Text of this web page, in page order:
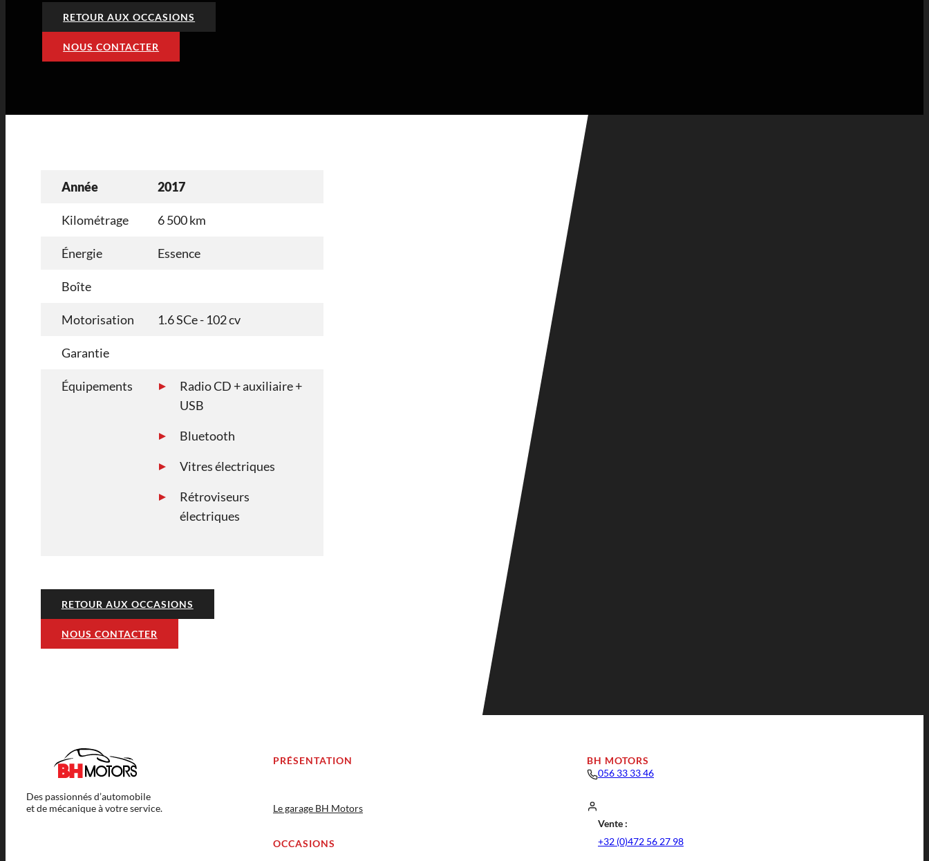
RETOUR AUX OCCASIONS
NOUS CONTACTER
Année 2017
Kilométrage 6 500 km
Énergie Essence
Boîte
Motorisation 1.6 SCe - 102 cv
Garantie
Équipements
Radio CD + auxiliaire +
USB
Bluetooth
Vitres électriques
Rétroviseurs
électriques
RETOUR AUX OCCASIONS
NOUS CONTACTER
Des passionnés d’automobile
et de mécanique à votre service.
PRÉSENTATION
Le garage BH Motors
OCCASIONS
BH MOTORS
056 33 33 46
Vente :
+32 (0)472 56 27 98